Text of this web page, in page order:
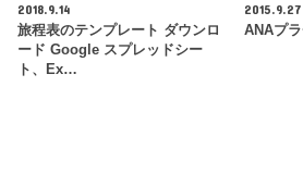
2018.9.14
旅程表のテンプレート ダウンロ
ード Google スプレッドシー
ト、Ex…
2015.9.27
ANAプ